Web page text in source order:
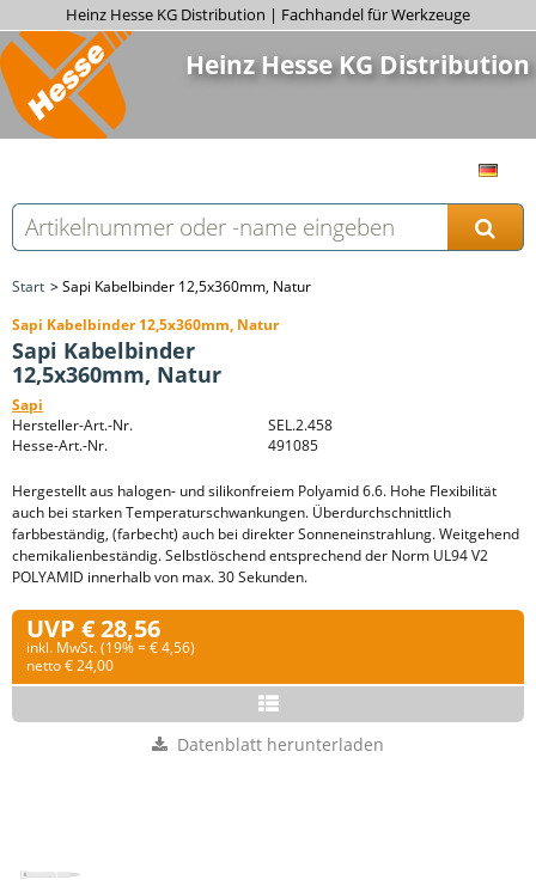
Heinz Hesse KG Distribution | Fachhandel für Werkzeuge
Heinz Hesse KG Distribution
Start
Sapi Kabelbinder 12,5x360mm, Natur
Sapi Kabelbinder 12,5x360mm, Natur
Sapi Kabelbinder
12,5x360mm, Natur
Sapi
Hersteller-Art.-Nr.
SEL.2.458
Hesse-Art.-Nr.
491085
Hergestellt aus halogen- und silikonfreiem Polyamid 6.6. Hohe Flexibilität
auch bei starken Temperaturschwankungen. Überdurchschnittlich
farbbeständig, (farbecht) auch bei direkter Sonneneinstrahlung. Weitgehend
chemikalienbeständig. Selbstlöschend entsprechend der Norm UL94 V2
POLYAMID innerhalb von max. 30 Sekunden.
UVP € 28,56
inkl. MwSt. (19% = € 4,56)
netto € 24,00
Datenblatt herunterladen